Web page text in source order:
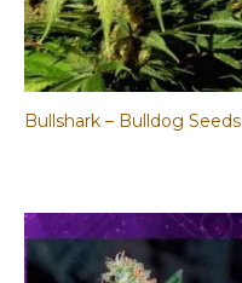
Bullshark – Bulldog Seeds